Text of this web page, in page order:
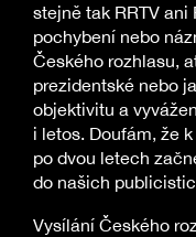
stejně tak RRTV ani
pochybení nebo
Českého rozhlasu,
prezidentské nebo
objektivitu a
i letos. Doufám, že
po dvou letech
do našich
Vysílání Českého